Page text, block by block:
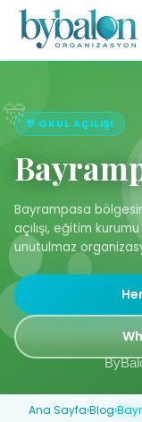
🎊 OKUL AÇILIŞI
Bayrampasa
açılışı, eğitim
unutulmaz
Ana Sayfa›Blog›